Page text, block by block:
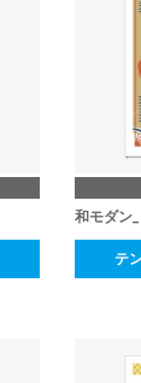
和モダン
テ